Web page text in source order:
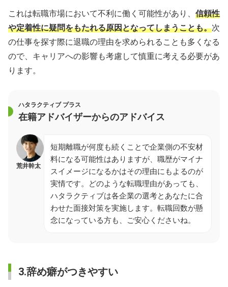
これは転職市場において不利に働く可能性があり、 信頼性
や定着性に疑問をもたれる原因となってしまうことも。次
の仕事を探す際に退職の理由を求められることも多くなる
ので、キャリアへの影響も考慮して慎重に考える必要があ
ります。
ハタラクティブ プラス
在籍アドバイザーからのアドバイス
荒井幹太
短期離職が何度も続くことで企業側の不安材
料になる可能性はありますが、職歴がマイナ
スイメージになるかはその理由にもよるのが
実情です。どのような転職理由があっても、
ハタラクティブは各企業の選考とあなたに合
わせた面接対策を実施します。転職回数が懸
念になっている方も、ご安心くださいね。
3.辞め癖がつきやすい